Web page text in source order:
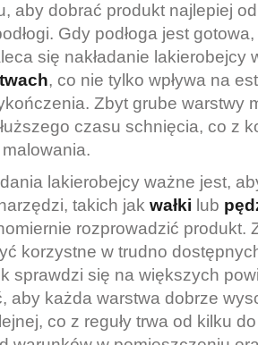
aby dobrać produkt najlepiej
Gdy podłoga jest
się nakładanie lakierobejcy
, co nie tylko wpływa na
Zbyt grube warstwy
czasu schnięcia, co z
lakierobejcy ważne jest,
takich jak wałki lub
rozprowadzić produkt.
korzystne w trudno
sprawdzi się na większych
aby każda warstwa dobrze
co z reguły trwa od kilku